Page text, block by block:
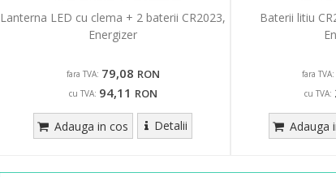
Lanterna LED cu clema + 2 baterii CR2023,
Energizer
fara TVA: 79,08 RON
cu TVA: 94,11 RON
Adauga in cos Detalii
Baterii litiu
fara TVA:
cu TVA:
Adauga